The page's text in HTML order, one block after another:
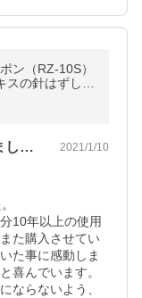
ン（RZ-10S）
の針はずし器
10数年前から、仕事で愛用していました… 2021/1/10
10年以上の使用
た購入させてい
た事に感動しま
喜んでいます。
ならないよう、